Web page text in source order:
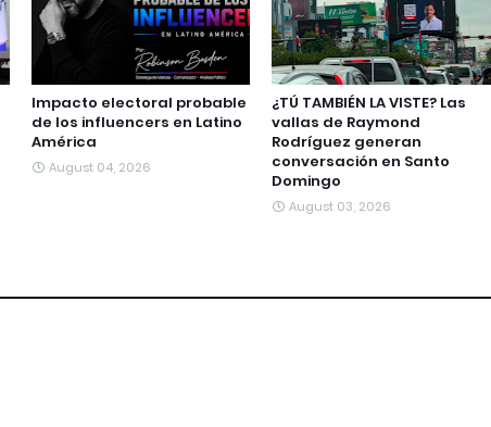
Impacto electoral probable
de los influencers en Latino
América
August 04, 2026
¿TÚ TAMBIÉN LA VISTE? Las
vallas de Raymond
Rodríguez generan
conversación en Santo
Domingo
August 03, 2026